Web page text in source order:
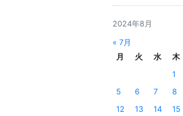
2024年8月
« 7月
月
火 水 木
1
5
6 7 8
12
13 14 15